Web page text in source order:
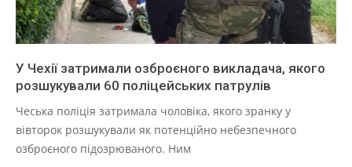
У Чехії затримали озброєного викладача, якого
розшукували 60 поліцейських патрулів
Чеська поліція затримала чоловіка, якого зранку у
вівторок розшукували як потенційно небезпечного
озброєного підозрюваного. Ним